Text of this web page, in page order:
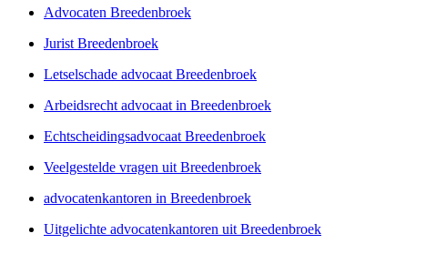
Advocaten Breedenbroek
Jurist Breedenbroek
Letselschade advocaat Breedenbroek
Arbeidsrecht advocaat in Breedenbroek
Echtscheidingsadvocaat Breedenbroek
Veelgestelde vragen uit Breedenbroek
advocatenkantoren in Breedenbroek
Uitgelichte advocatenkantoren uit Breedenbroek